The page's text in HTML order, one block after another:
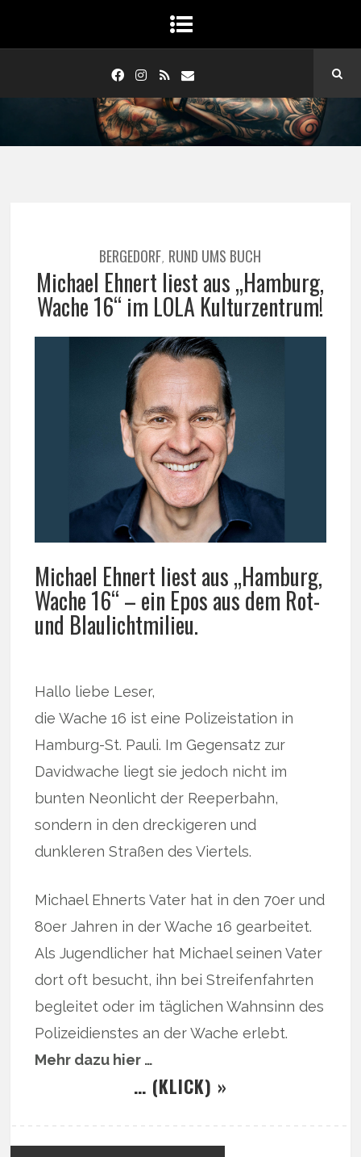
BERGEDORF, RUND UMS BUCH
Michael Ehnert Iiest aus „Hamburg,
Wache 16“ im LOLA Kulturzentrum!
Michael Ehnert liest aus „Hamburg,
Wache 16“ – ein Epos aus dem Rot-
und Blaulichtmilieu.
Hallo liebe Leser,
die Wache 16 ist eine Polizeistation in
Hamburg-St. Pauli. Im Gegensatz zur
Davidwache liegt sie jedoch nicht im
bunten Neonlicht der Reeperbahn,
sondern in den dreckigeren und
dunkleren Straßen des Viertels.
Michael Ehnerts Vater hat in den 70er und
80er Jahren in der Wache 16 gearbeitet.
Als Jugendlicher hat Michael seinen Vater
dort oft besucht, ihn bei Streifenfahrten
begleitet oder im täglichen Wahnsinn des
Polizeidienstes an der Wache erlebt.
Mehr dazu hier …
… (KLICK) »